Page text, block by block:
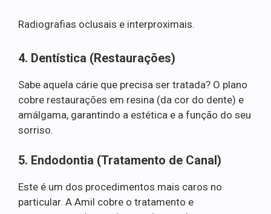
Radiografias oclusais e interproximais.
4. Dentística (Restaurações)
Sabe aquela cárie que precisa ser tratada? O plano
cobre restaurações em resina (da cor do dente) e
amálgama, garantindo a estética e a função do seu
sorriso.
5. Endodontia (Tratamento de Canal)
Este é um dos procedimentos mais caros no
particular. A Amil cobre o tratamento e